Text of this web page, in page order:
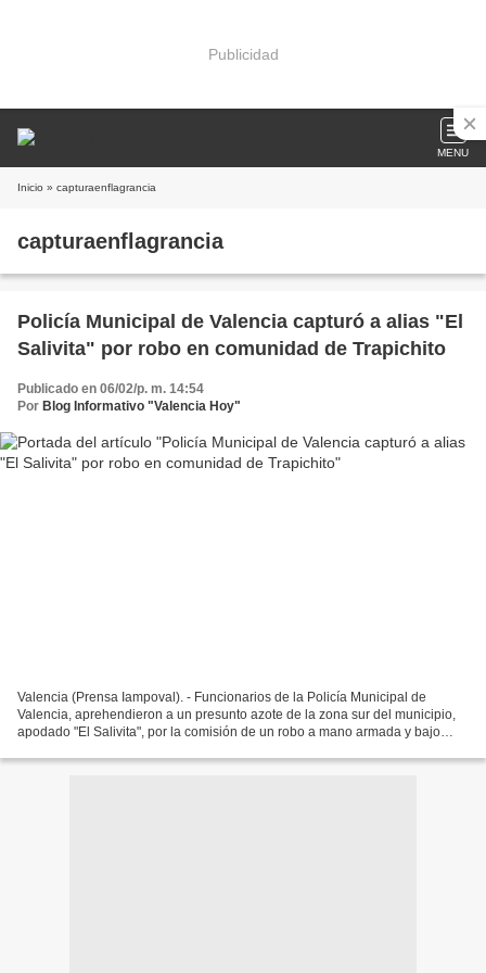
Publicidad
MENU
Inicio » capturaenflagrancia
capturaenflagrancia
Policía Municipal de Valencia capturó a alias "El
Salivita" por robo en comunidad de Trapichito
Publicado en 06/02/p. m. 14:54
Por Blog Informativo "Valencia Hoy"
Valencia (Prensa Iampoval). - Funcionarios de la Policía Municipal de
Valencia, aprehendieron a un presunto azote de la zona sur del municipio,
apodado "El Salivita", por la comisión de un robo a mano armada y bajo